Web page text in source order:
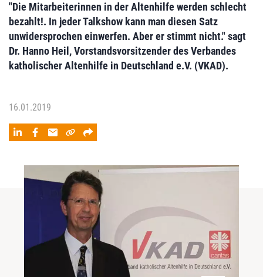
"Die Mitarbeiterinnen in der Altenhilfe werden schlecht
bezahlt!. In jeder Talkshow kann man diesen Satz
unwidersprochen einwerfen. Aber er stimmt nicht." sagt
Dr. Hanno Heil, Vorstandsvorsitzender des Verbandes
katholischer Altenhilfe in Deutschland e.V. (VKAD).
16.01.2019